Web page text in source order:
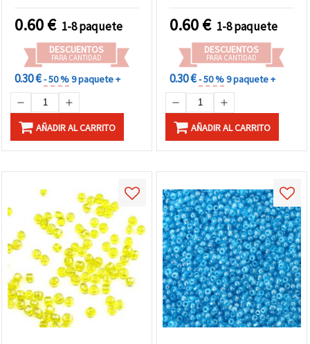
manualidades
0.60€ 1-8 paquete
DESCUENTOS
PARA CANTIDAD
0.30 €- 50 %9 paquete +
AÑADIR AL CARRITO
0.60€ 1-8 paquete
DESCUENTOS
PARA CANTIDAD
0.30 €- 50 %9 paquete +
AÑADIR AL CARRITO